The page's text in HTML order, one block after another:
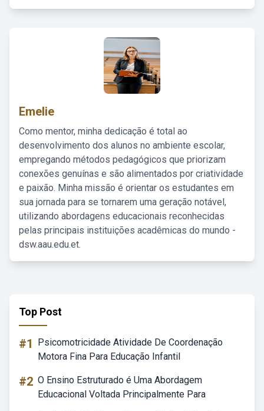
Emelie
Como mentor, minha dedicação é total ao
desenvolvimento dos alunos no ambiente escolar,
empregando métodos pedagógicos que priorizam
conexões genuínas e são alimentados por criatividade
e paixão. Minha missão é orientar os estudantes em
sua jornada para se tornarem uma geração notável,
utilizando abordagens educacionais reconhecidas
pelas principais instituições acadêmicas do mundo -
dsw.aau.edu.et.
Top Post
#1
Psicomotricidade Atividade De Coordenação
Motora Fina Para Educação Infantil
#2 O Ensino Estruturado é Uma Abordagem
Educacional Voltada Principalmente Para